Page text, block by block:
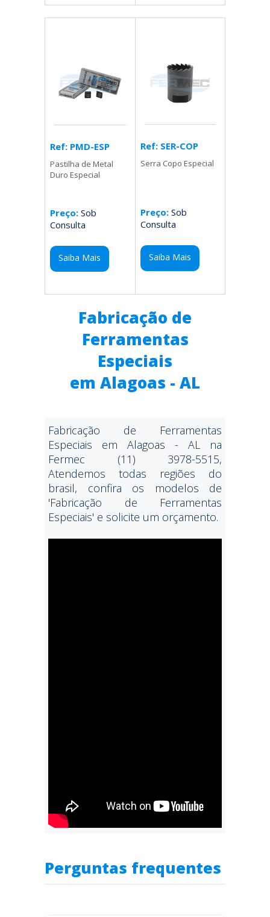
Ref: PMD-ESP
Pastilha de Metal
Duro Especial
Preço: Sob
Consulta
Saiba Mais
Ref: SER-COP
Serra Copo Especial
Preço:Sob
Consulta
Saiba Mais
Fabricação de
Ferramentas
Especiais
em Alagoas - AL
Fabricação de Ferramentas
Especiais em Alagoas - AL na
Fermec (11) 3978-5515,
Atendemos todas regiões do
brasil, confira os modelos de
'Fabricação de Ferramentas
Especiais' e solicite um orçamento.
Perguntas frequentes